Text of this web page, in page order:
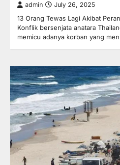
admin July 26, 2025
13 Orang Tewas Lagi Akibat
Konflik bersenjata anatara
memicu adanya korban yang